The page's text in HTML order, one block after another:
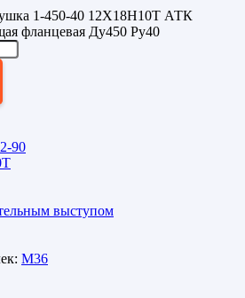
1-450-40 12Х18Н10Т АТК
фланцевая Ду450 Ру40
90
выступом
М36